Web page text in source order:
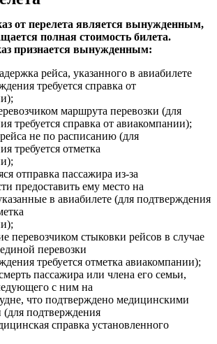
от перелета является вынужденным,
полная стоимость билета.
признается вынужденным:
рейса, указанного в авиабилете
требуется справка от
маршрута перевозки (для
требуется справка от авиакомпании);
не по расписанию (для
требуется отметка
отправка пассажира из-за
предоставить ему место на
в авиабилете (для подтверждения
перевозчиком стыковки рейсов в случае
перевозки
требуется отметка авиакомпании);
пассажира или члена его семьи,
с ним на
что подтверждено медицинскими
(для подтверждения
справка установленного